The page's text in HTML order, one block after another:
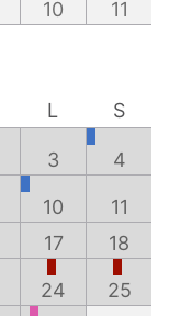
10 11
L
S
3 4
10
11
17 18
24 25